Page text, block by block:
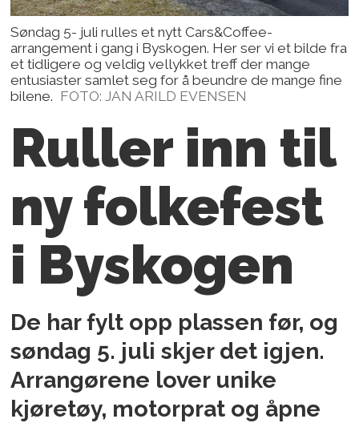
Søndag 5- juli rulles et nytt Cars&Coffee-
arrangement i gang i Byskogen. Her ser vi et bilde fra
et tidligere og veldig vellykket treff der mange
entusiaster samlet seg for å beundre de mange fine
bilene. FOTO: JAN ARILD EVENSEN
Ruller inn til
nyfolkefest
i Byskogen
De har fylt opp plassen før, og
søndag 5. juli skjer det igjen.
Arrangørene lover unike
kjøretøy, motorprat og åpne